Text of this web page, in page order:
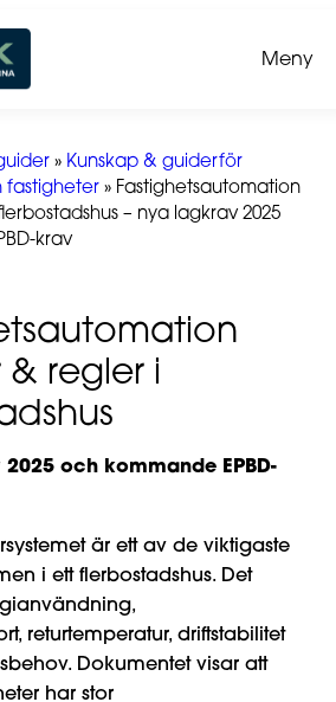
Meny
» Kunskap & guiderför
fastigheter » Fastighetsautomation
– nya lagkrav 2025
krav
regler i
och kommande EPBD-
är ett av de viktigaste
i ett flerbostadshus. Det
returtemperatur, driftstabilitet
Dokumentet visar att
har stor